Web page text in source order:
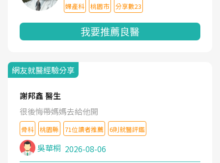
婦產科 桃園市 分享數23
我要推薦良醫
網友就醫經驗分享
謝邦鑫 醫生
很後悔帶媽媽去給他開
骨科 桃園縣 71位讀者推薦 6則就醫評鑑
吳華桐 2026-08-06